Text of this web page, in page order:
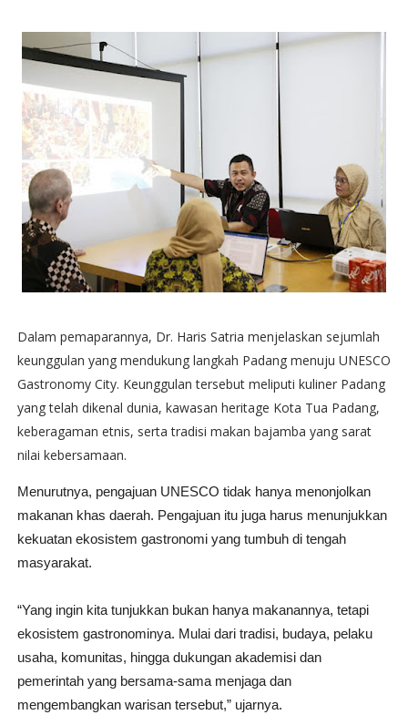
Dalam pemaparannya, Dr. Haris Satria menjelaskan sejumlah
keunggulan yang mendukung langkah Padang menuju UNESCO
Gastronomy City. Keunggulan tersebut meliputi kuliner Padang
yang telah dikenal dunia, kawasan heritage Kota Tua Padang,
keberagaman etnis, serta tradisi makan bajamba yang sarat
nilai kebersamaan.
Menurutnya, pengajuan UNESCO tidak hanya menonjolkan
makanan khas daerah. Pengajuan itu juga harus menunjukkan
kekuatan ekosistem gastronomi yang tumbuh di tengah
masyarakat.
“Yang ingin kita tunjukkan bukan hanya makanannya, tetapi
ekosistem gastronominya. Mulai dari tradisi, budaya, pelaku
usaha, komunitas, hingga dukungan akademisi dan
pemerintah yang bersama-sama menjaga dan
mengembangkan warisan tersebut,” ujarnya.